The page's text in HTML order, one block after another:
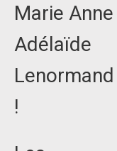
Marie Anne
Adélaïde
Lenormand
!